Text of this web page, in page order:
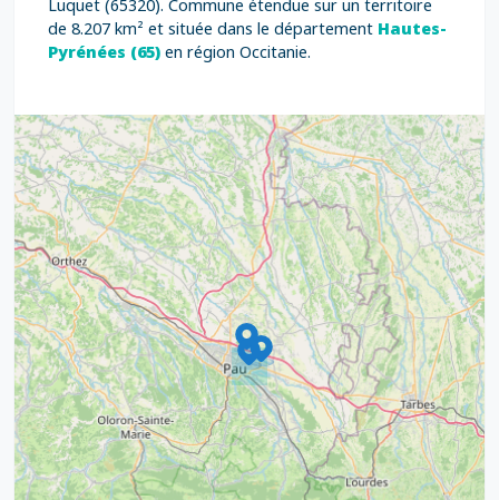
Luquet (65320). Commune étendue sur un territoire
de 8.207 km² et située dans le département Hautes-
Pyrénées (65) en région Occitanie.
2
3
12
4
7
16
9